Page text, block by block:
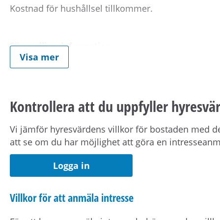
Kostnad för hushållsel tillkommer.
Förmedlingsinformation
Viktig information om visning eller förmedling
Om hyresvärden har villkor om antal
om dig, din registrerade medboende och
Observera att om inflyttningsdatumet infaller på
nästkommande vardag.
Om din anställning inte är i Stockholmsområdet
Visa mer
Kontrollera att du uppfyller
Vi jämför hyresvärdens villkor för bostaden med
att se om du har möjlighet att göra en
Logga in
Villkor för att anmäla intresse